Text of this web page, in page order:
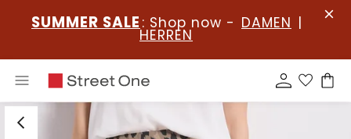
SUMMER SALE : Shop now - DAMEN |
HERREN